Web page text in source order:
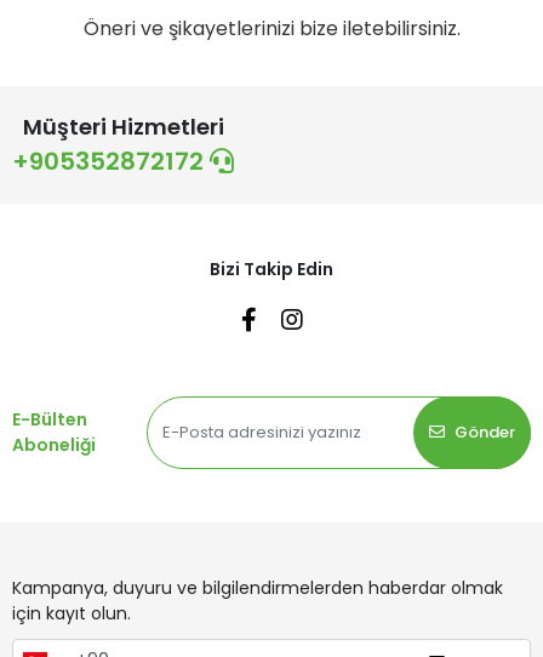
Öneri ve şikayetlerinizi bize iletebilirsiniz.
Müşteri Hizmetleri
+905352872172
Bizi Takip Edin
E-Bülten
Aboneliği
Gönder
Kampanya, duyuru ve bilgilendirmelerden haberdar olmak
için kayıt olun.